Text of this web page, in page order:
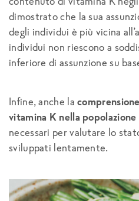
dimostrato che la sua
degli individui è più vicina
individui non riescono a
inferiore di assunzione su
Infine, anche la
vitamina K nella popolazione
necessari per valutare lo
sviluppati lentamente.